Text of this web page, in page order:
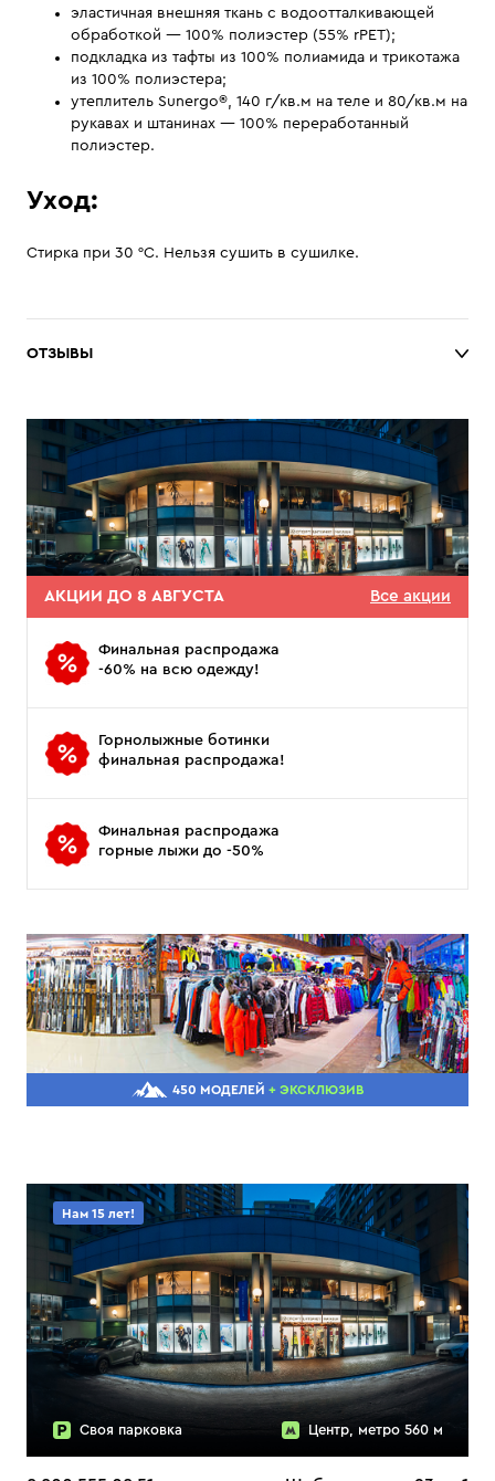
эластичная внешняя ткань с водоотталкивающей
обработкой — 100% полиэстер (55% rPET);
подкладка из тафты из 100% полиамида и трикотажа
из 100% полиэстера;
утеплитель Sunergo®, 140 г/кв.м на теле и 80/кв.м на
рукавах и штанинах — 100% переработанный
полиэстер.
Уход:
Стирка при 30 °C. Нельзя сушить в сушилке.
ОТЗЫВЫ
АКЦИИ ДО 8 АВГУСТА Все акции
Финальная распродажа
-60% на всю одежду!
Горнолыжные ботинки
финальная распродажа!
Финальная распродажа
горные лыжи до -50%
450 МОДЕЛЕЙ + ЭКСКЛЮЗИВ
Нам 15 лет!
Своя парковка Центр, метро 560 м